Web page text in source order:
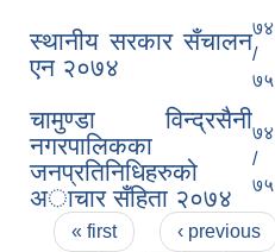
स्थानीय सरकार सँचालन
एन २०७४
७४
/
७५
चामुण्डा विन्द्रसैनी
नगरपालिकका
जनप्रतिनिधिहरुको
अाचार सँहिता २०७४
७४
/
७५
Pages
« first ‹ previous